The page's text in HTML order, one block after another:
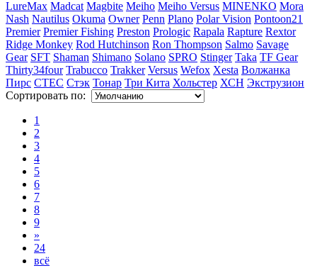
LureMax Madcat Magbite Meiho Meiho Versus MINENKO Mora
Nash Nautilus Okuma Owner Penn Plano Polar Vision Pontoon21
Premier Premier Fishing Preston Prologic Rapala Rapture Rextor
Ridge Monkey Rod Hutchinson Ron Thompson Salmo Savage
Gear SFT Shaman Shimano Solano SPRO Stinger Taka TF Gear
Thirty34four Trabucco Trakker Versus Wefox Xesta Волжанка
Пирс СТЕС Стэк Тонар Три Кита Хольстер ХСН Экструзион
Сортировать по:
1
2
3
4
5
6
7
8
9
»
24
всё